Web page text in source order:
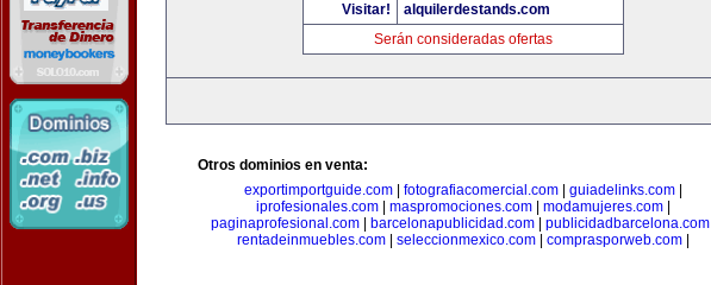
Visitar!
alquilerdestands.com
Serán consideradas ofertas
Otros dominios en venta:
exportimportguide.com
fotografiacomercial.com guiadelinks.com
iprofesionales.com
maspromociones.com modamujeres.com
paginaprofesional.com| barcelonapublicidad.com| publicidadbarcelona.com|
rentadeinmuebles.com
seleccionmexico.com comprasporweb.com